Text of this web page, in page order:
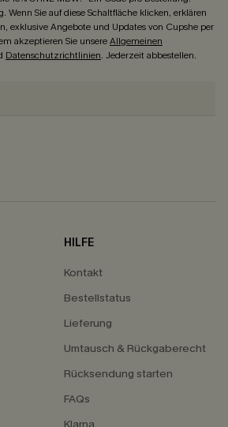
Wenn Sie auf diese Schaltfläche klicken, erklären
exklusive Angebote und Updates von Cupshe per
akzeptieren Sie unsereAllgemeinen
Datenschutzrichtlinien. Jederzeit abbestellen.
HILFE
Kontakt
Bestellstatus
Lieferung
Umtausch & Rückgaberecht
Rücksendung starten
FAQs